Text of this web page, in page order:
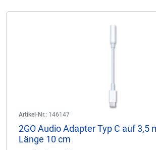
Artikel-Nr.: 146147
2GO Audio Adapter Typ C auf 3,5
Länge 10 cm